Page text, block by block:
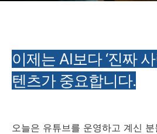
이제는 AI보다 ‘진짜
텐츠가 중요합니다.
오늘은 유튜브를 운영하고 계신